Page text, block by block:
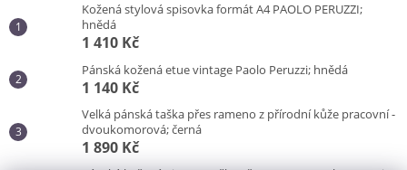
Kožená stylová spisovka formát A4 PAOLO PERUZZI;
hnědá
1 410 Kč
Pánská kožená etue vintage Paolo Peruzzi; hnědá
1 140 Kč
Velká pánská taška přes rameno z přírodní kůže pracovní -
dvoukomorová; černá
1 890 Kč